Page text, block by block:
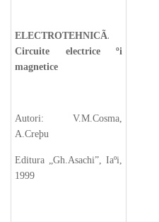
ELECTROTEHNICÃ.
Circuite electrice ºi
magnetice
Autori: V.M.Cosma,
A.Creþu
Editura „Gh.Asachi”, Iaºi,
1999